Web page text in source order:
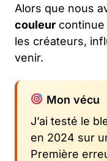
Alors que nous
couleur continue
les créateurs,
venir.
Mon vécu
J’ai testé le
en 2024 sur
Première